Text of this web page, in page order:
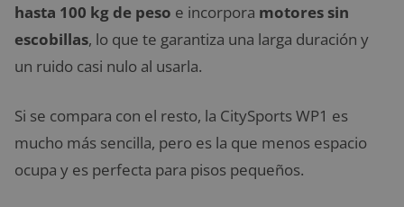
hasta 100 kg de peso e incorpora motores sin
escobillas, lo que te garantiza una larga duración y
un ruido casi nulo al usarla.
Si se compara con el resto, la CitySports WP1 es
mucho más sencilla, pero es la que menos espacio
ocupa y es perfecta para pisos pequeños.